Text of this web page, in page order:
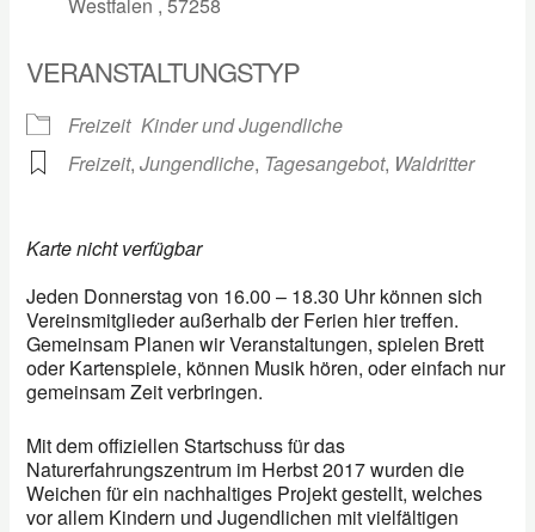
Westfalen , 57258
VERANSTALTUNGSTYP
Freizeit Kinder und Jugendliche
Freizeit,Jungendliche, Tagesangebot, Waldritter
Karte nicht verfügbar
Jeden Donnerstag von 16.00 – 18.30 Uhr können sich
Vereinsmitglieder außerhalb der Ferien hier treffen.
Gemeinsam Planen wir Veranstaltungen, spielen Brett
oder Kartenspiele, können Musik hören, oder einfach nur
gemeinsam Zeit verbringen.
Mit dem offiziellen Startschuss für das
Naturerfahrungszentrum im Herbst 2017 wurden die
Weichen für ein nachhaltiges Projekt gestellt, welches
vor allem Kindern und Jugendlichen mit vielfältigen